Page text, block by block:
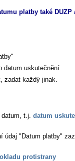
platby také DUZP
datum uskutečnění
zadat každý jinak.
t.j. datum
údaj "Datum platby"
protistrany